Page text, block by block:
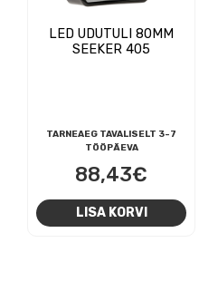
LED UDUTULI 80MM
SEEKER 405
TARNEAEG TAVALISELT 3-7
TÖÖPÄEVA
88,43€
LISA KORVI